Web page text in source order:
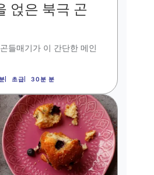
얹은 북극 곤
들매기가 이 간단한 메인
초급 30분 분